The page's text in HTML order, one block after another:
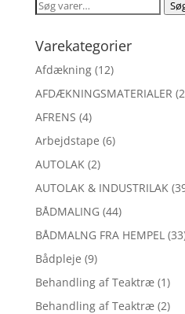
Søg
Varekategorier
Afdækning (12)
AFDÆKNINGSMATERIALER
AFRENS (4)
Arbejdstape (6)
AUTOLAK (2)
AUTOLAK & INDUSTRILAK
BÅDMALING (44)
BÅDMALNG FRA HEMPEL
Bådpleje (9)
Behandling af Teaktræ (1)
Behandling af Teaktræ (2)